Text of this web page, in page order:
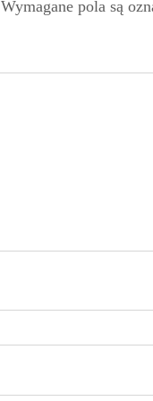
Wymagane pola są